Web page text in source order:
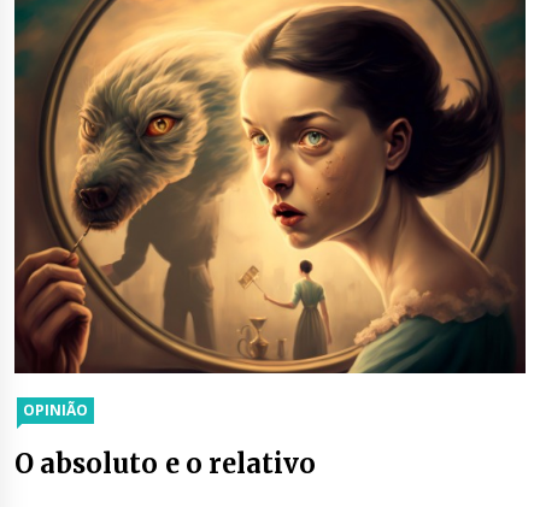
OPINIÃO
O absoluto e o relativo